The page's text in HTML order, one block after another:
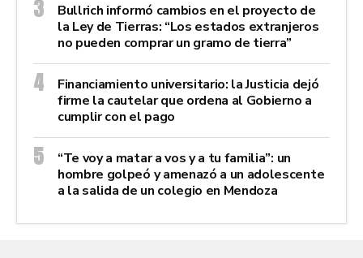
Bullrich informó cambios en el proyecto de
la Ley de Tierras: “Los estados extranjeros
no pueden comprar un gramo de tierra”
Financiamiento universitario: la Justicia dejó
firme la cautelar que ordena al Gobierno a
cumplir con el pago
“Te voy a matar a vos y a tu familia”: un
hombre golpeó y amenazó a un adolescente
a la salida de un colegio en Mendoza